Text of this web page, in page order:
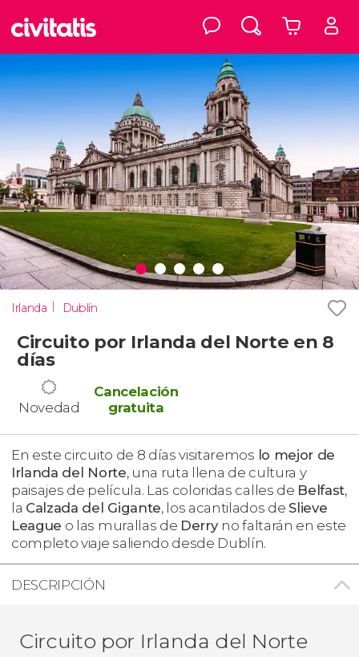
Irlanda Dublín
Circuito por Irlanda del Norte en 8
días
Novedad
Cancelación
gratuita
En este circuito de 8 días visitaremos lo mejor de
Irlanda del Norte, una ruta llena de cultura y
paisajes de película. Las coloridas calles de Belfast,
la Calzada del Gigante, los acantilados de Slieve
League o las murallas de Derry no faltarán en este
completo viaje saliendo desde Dublín.
DESCRIPCIÓN
Circuito por Irlanda del Norte